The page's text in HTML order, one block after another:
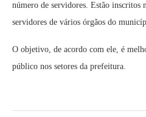
número de servidores. Estão inscritos
servidores de vários órgãos do
O objetivo, de acordo com ele, é
público nos setores da prefeitura.